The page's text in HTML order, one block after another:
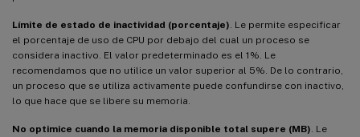
Límite de estado de inactividad (porcentaje) . Le permite especificar
el porcentaje de uso de CPU por debajo del cual un proceso se
considera inactivo. El valor predeterminado es el 1%. Le
recomendamos que no utilice un valor superior al 5%. De lo contrario,
un proceso que se utiliza activamente puede confundirse con inactivo,
lo que hace que se libere su memoria.
No optimice cuando la memoria disponible total supere (MB) . Le